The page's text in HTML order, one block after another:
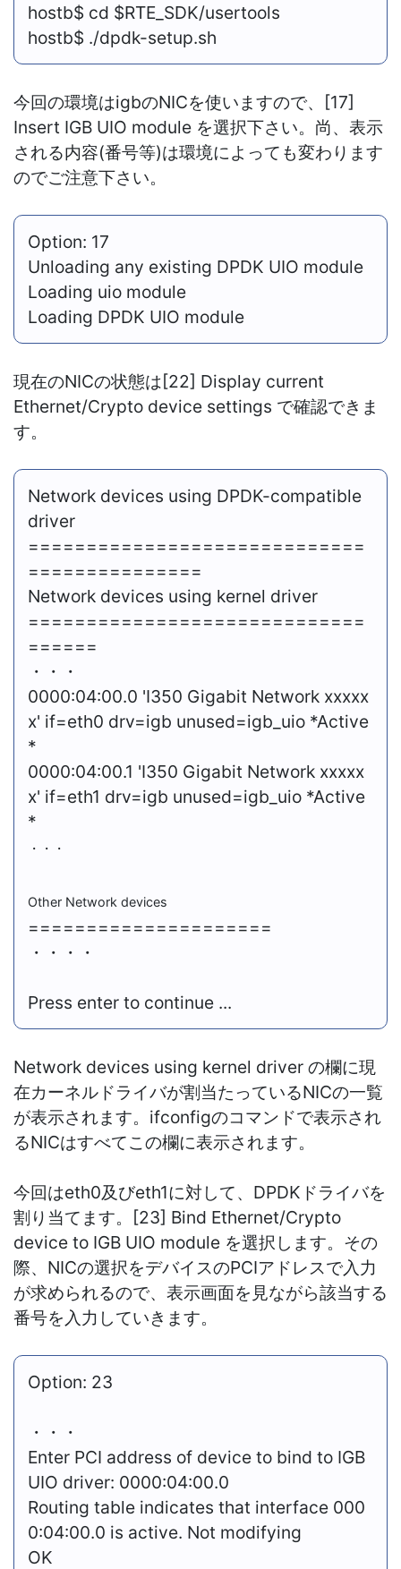
hostb$ cd $RTE_SDK/usertools
hostb$ ./dpdk-setup.sh
今回の環境はigbのNICを使いますので、[17]
Insert IGB UIO module を選択下さい。尚、表示
される内容(番号等)は環境によっても変わります
のでご注意下さい。
Option: 17
Unloading any existing DPDK UIO module
Loading uio module
Loading DPDK UIO module
現在のNICの状態は[22] Display current
Ethernet/Crypto device settings で確認できま
す。
Network devices using DPDK-compatible
driver
=============================
===============
Network devices using kernel driver
=============================
======
・・・
0000:04:00.0 'I350 Gigabit Network xxxxx
x' if=eth0 drv=igb unused=igb_uio *Active
*
0000:04:00.1 'I350 Gigabit Network xxxxx
x' if=eth1 drv=igb unused=igb_uio *Active
*
・・・
Other Network devices
=====================
・・・・
Press enter to continue ...
Network devices using kernel driver の欄に現
在カーネルドライバが割当たっているNICの一覧
が表示されます。ifconfigのコマンドで表示され
るNICはすべてこの欄に表示されます。
今回はeth0及びeth1に対して、DPDKドライバを
割り当てます。[23] Bind Ethernet/Crypto
device to IGB UIO module を選択します。その
際、NICの選択をデバイスのPCIアドレスで入力
が求められるので、表示画面を見ながら該当する
番号を入力していきます。
Option: 23
・・・
Enter PCI address of device to bind to IGB
UIO driver: 0000:04:00.0
Routing table indicates that interface 000
0:04:00.0 is active. Not modifying
OK